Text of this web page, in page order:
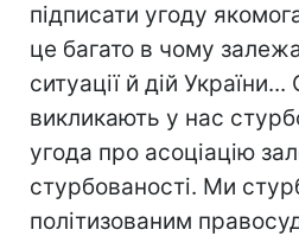
підписати угоду
це багато в чому
ситуації й дій України...
викликають у нас
угода про асоціацію
стурбованості. Ми
політизованим